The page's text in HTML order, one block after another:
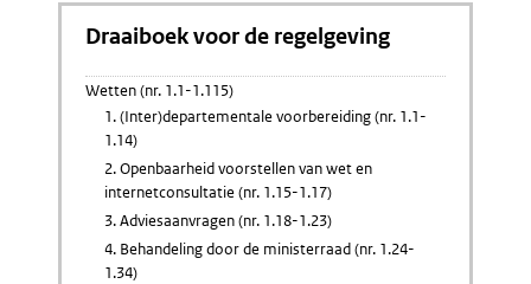
Draaiboek voor de regelgeving
Wetten (nr. 1.1-1.115)
1. (Inter)departementale voorbereiding (nr. 1.1-
1.14)
2. Openbaarheid voorstellen van wet en
internetconsultatie (nr. 1.15-1.17)
3. Adviesaanvragen (nr. 1.18-1.23)
4. Behandeling door de ministerraad (nr. 1.24-
1.34)